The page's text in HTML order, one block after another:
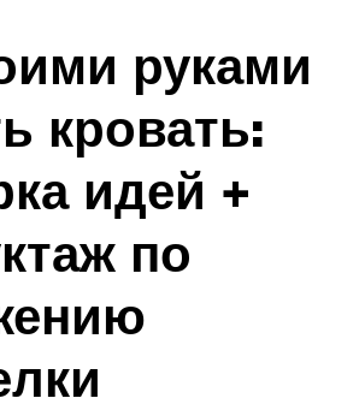
руками
кровать:
идей +
по